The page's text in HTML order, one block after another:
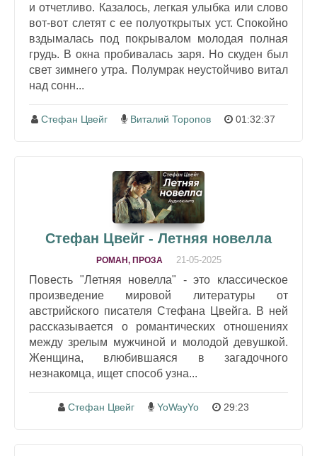
и отчетливо. Казалось, легкая улыбка или слово
вот-вот слетят с ее полуоткрытых уст. Спокойно
вздымалась под покрывалом молодая полная
грудь. В окна пробивалась заря. Но скуден был
свет зимнего утра. Полумрак неустойчиво витал
над сонн...
Стефан Цвейг Виталий Торопов 01:32:37
Стефан Цвейг - Летняя новелла
РОМАН, ПРОЗА 21-05-2025
Повесть "Летняя новелла" - это классическое
произведение мировой литературы от
австрийского писателя Стефана Цвейга. В ней
рассказывается о романтических отношениях
между зрелым мужчиной и молодой девушкой.
Женщина, влюбившаяся в загадочного
незнакомца, ищет способ узна...
Стефан Цвейг YoWayYo 29:23